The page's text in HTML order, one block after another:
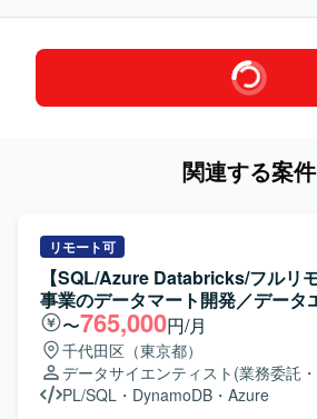
関連する案件
リモート可
【SQL/Azure Databricks/フルリ
事業のデータマート開発／データ
〜765,000円/月
千代田区（東京都）
データサイエンティスト (業務委託
PL/SQL ・ DynamoDB ・ Azure